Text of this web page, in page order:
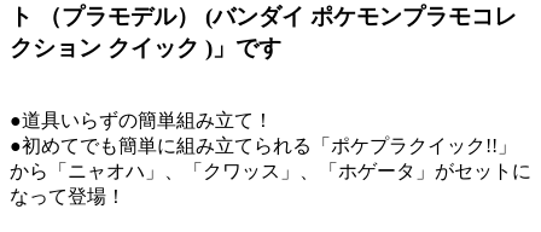
ト （プラモデル） (バンダイ ポケモンプラモコレ
クション クイック )」です
●道具いらずの簡単組み立て！
●初めてでも簡単に組み立てられる「ポケプラクイック!!」
から「ニャオハ」、「クワッス」、「ホゲータ」がセットに
なって登場！